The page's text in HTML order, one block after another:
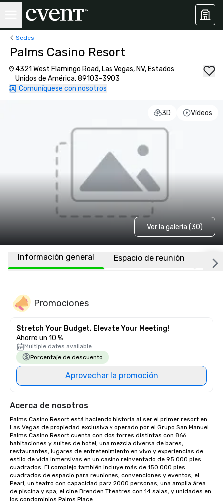
Sedes
Palms Casino Resort
4321 West Flamingo Road, Las Vegas, NV, Estados
Unidos de América, 89103-3903
Comuníquese con nosotros
3D Vídeos
Ver la galería (30)
Información general Espacio de reunión
Promociones
Stretch Your Budget. Elevate Your Meeting!
Ahorre un 10 %
Multiple dates available
Porcentaje de descuento
Aprovechar la promoción
Acerca de nosotros
Palms Casino Resort está haciendo historia al ser el primer resort en
Las Vegas de propiedad exclusiva y operado por el Grupo San Manuel.
Palms Casino Resort cuenta con dos torres distintas con 866
habitaciones y suites de hotel, una mezcla diversa de bares,
restaurantes, lugares de entretenimiento en vivo y experiencias de
estilo de vida inmersivas en un casino reinventado de 95 000 pies
cuadrados. El complejo también incluye más de 150 000 pies
cuadrados de espacio para reuniones, convenciones y eventos; el
Pearl, un teatro con capacidad para 2000 personas; una amplia área
de piscina y spa; el cine Brenden Theatres con 14 salas; y unidades en
los condominios Palms Place.